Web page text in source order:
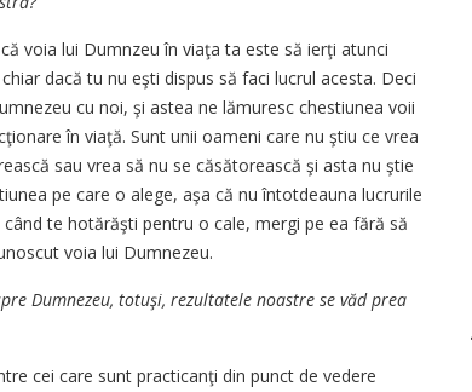
voia lui Dumnzeu în viaţa ta este să ierţi atunci
dacă tu nu eşti dispus să faci lucrul acesta. Deci
cu noi, şi astea ne lămuresc chestiunea voii
în viaţă. Sunt unii oameni care nu ştiu ce vrea
sau vrea să nu se căsătorească şi asta nu ştie
pe care o alege, aşa că nu întotdeauna lucrurile
te hotărăşti pentru o cale, mergi pe ea fără să
voia lui Dumnezeu.
Dumnezeu, totuşi, rezultatele noastre se văd prea
cei care sunt practicanţi din punct de vedere